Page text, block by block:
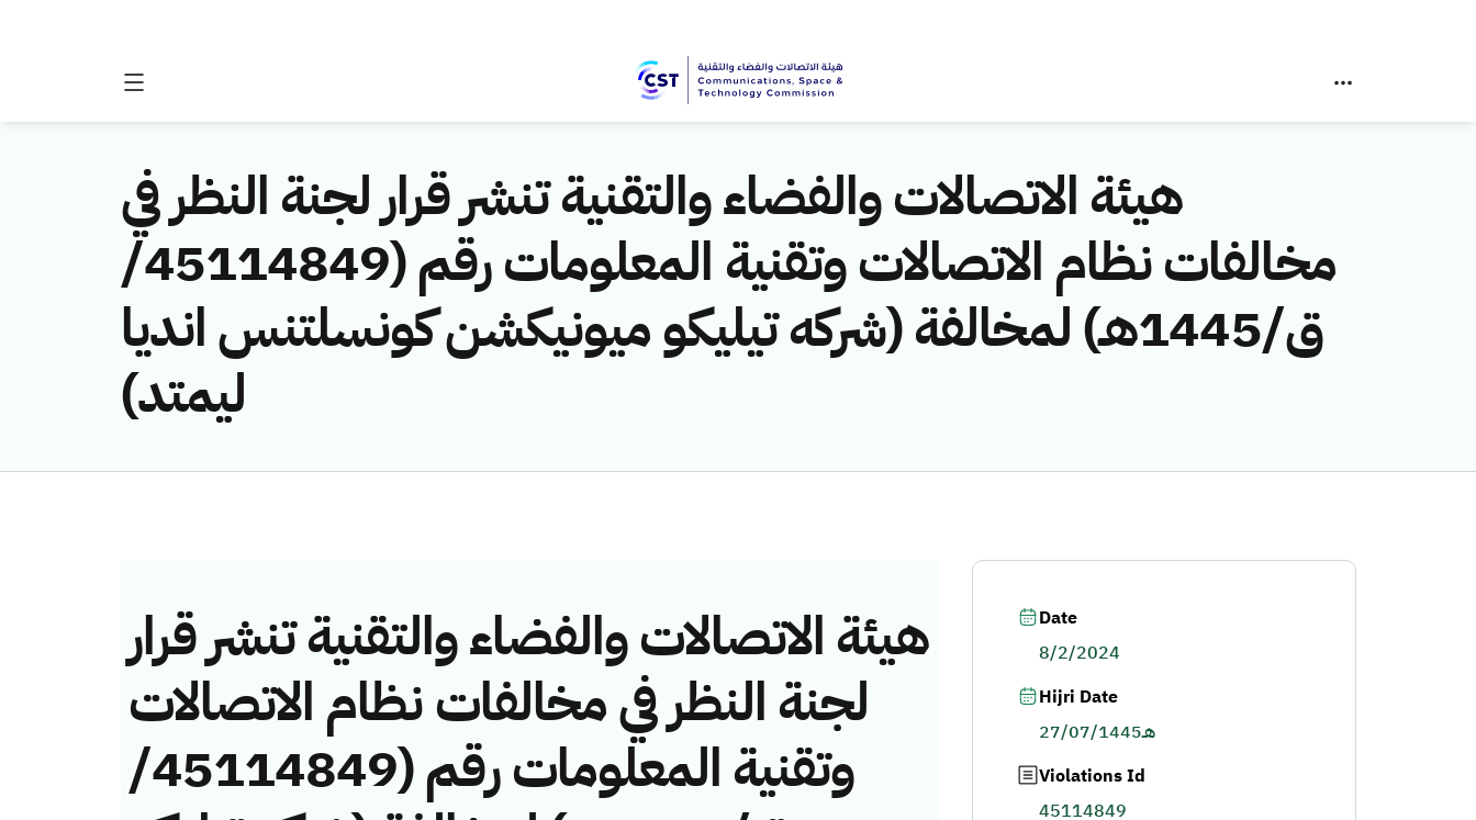
هيئة الاتصالات والفضاء والتقنية تنشر قرار لجنة النظر في
مخالفات نظام الاتصالات وتقنية المعلومات رقم (45114849/
ق/1445هـ) لمخالفة (شركه تيليكو ميونيكشن كونسلتنس انديا
ليمتد)
هيئة الاتصالات والفضاء والتقنية تنشر قرار
لجنة النظر في مخالفات نظام الاتصالات
وتقنية المعلومات رقم (45114849/
Date
8/2/2024
Hijri Date
27/07/1445هـ
Violations Id
45114849